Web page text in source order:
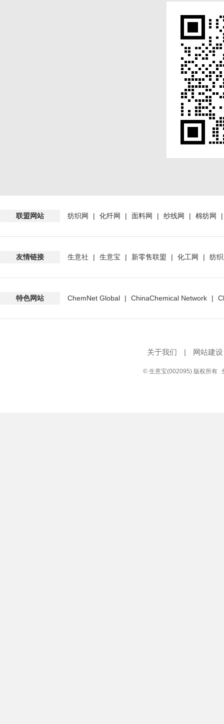
联盟网站 纺织网 | 化纤网 | 面料网 | 纱线网 | 棉纺网
友情链接 生意社 | 生意宝 | 新零售联盟 | 化工网 | 纺
特色网站 ChemNet Global | ChinaChemical Network |
关于我们 | 网站建设
© 生意宝(002095) 版权所有